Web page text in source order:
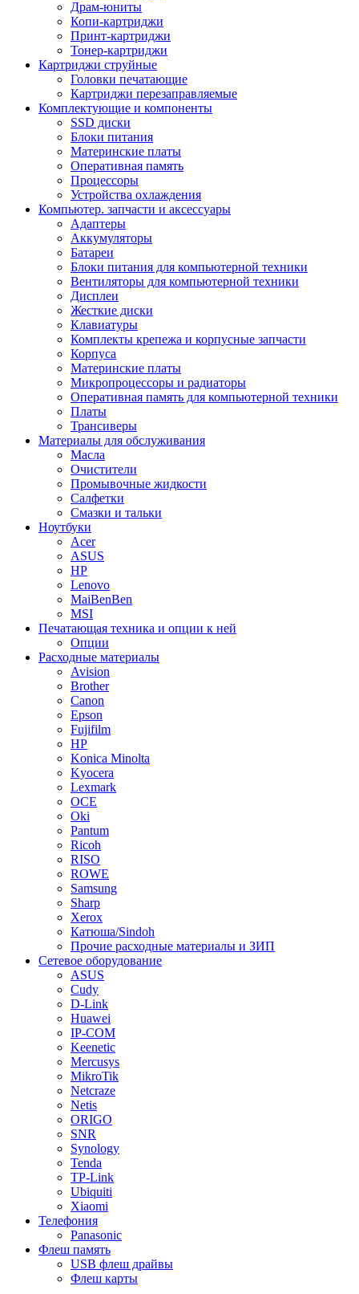
Драм-юниты
Копи-картриджи
Принт-картриджи
Тонер-картриджи
Картриджи струйные
Головки печатающие
Картриджи перезаправляемые
Комплектующие и компоненты
SSD диски
Блоки питания
Материнские платы
Оперативная память
Процессоры
Устройства охлаждения
Компьютер. запчасти и аксессуары
Адаптеры
Аккумуляторы
Батареи
Блоки питания для компьютерной техники
Вентиляторы для компьютерной техники
Дисплеи
Жесткие диски
Клавиатуры
Комплекты крепежа и корпусные запчасти
Корпуса
Материнские платы
Микропроцессоры и радиаторы
Оперативная память для компьютерной техники
Платы
Трансиверы
Материалы для обслуживания
Масла
Очистители
Промывочные жидкости
Салфетки
Смазки и тальки
Ноутбуки
Acer
ASUS
HP
Lenovo
MaiBenBen
MSI
Печатающая техника и опции к ней
Опции
Расходные материалы
Avision
Brother
Canon
Epson
Fujifilm
HP
Konica Minolta
Kyocera
Lexmark
OCE
Oki
Pantum
Ricoh
RISO
ROWE
Samsung
Sharp
Xerox
Катюша/Sindoh
Прочие расходные материалы и ЗИП
Сетевое оборудование
ASUS
Cudy
D-Link
Huawei
IP-COM
Keenetic
Mercusys
MikroTik
Netcraze
Netis
ORIGO
SNR
Synology
Tenda
TP-Link
Ubiquiti
Xiaomi
Телефония
Panasonic
Флеш память
USB флеш драйвы
Флеш карты